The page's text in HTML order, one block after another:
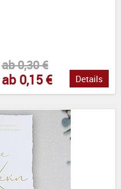
ab 0,30 €
ab 0,15 € Details